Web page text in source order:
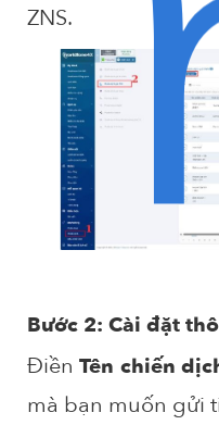
ZNS.
Bước 2: Cài đặt
ĐiềnTên chiến
mà bạn muốn gửi